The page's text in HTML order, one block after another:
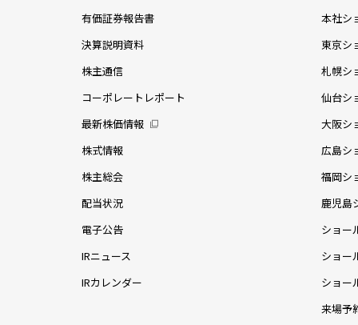
有価証券報告書
決算説明資料
株主通信
コーポレートレポート
最新株価情報
株式情報
株主総会
配当状況
電子公告
IRニュース
IRカレンダー
本社シ
東京シ
札幌シ
仙台シ
大阪シ
広島シ
福岡シ
鹿児島
ショー
ショー
ショー
来場予